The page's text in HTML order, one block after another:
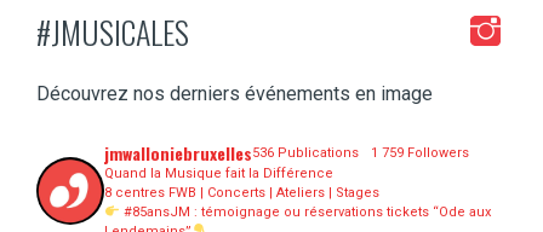
#JMUSICALES
Découvrez nos derniers événements en image
jmwalloniebruxelles536 Publications
1 759 Followers
Quand la Musique fait la Différence
8 centres FWB | Concerts | Ateliers | Stages
#85ansJM : témoignage ou réservations tickets “Ode aux